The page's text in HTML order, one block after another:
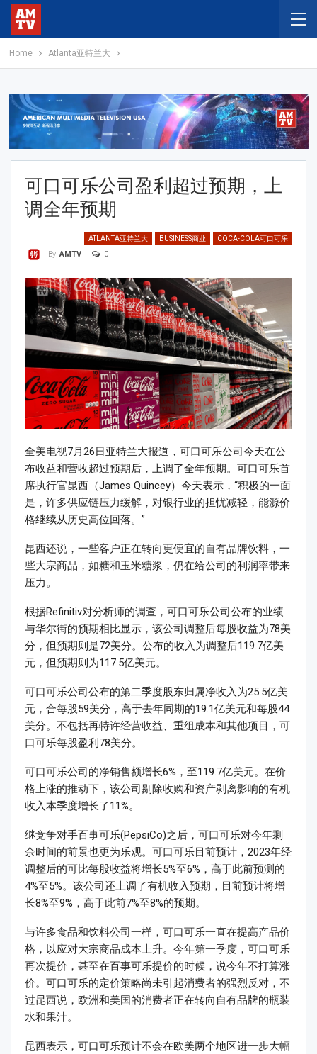
Home Atlanta亚特兰大
可口可乐公司盈利超过预期，上
调全年预期
ATLANTA亚特兰大 BUSINESS商业 COCA-COLA可口可乐
By AMTV 0
全美电视7月26日亚特兰大报道，可口可乐公司今天在公
布收益和营收超过预期后，上调了全年预期。可口可乐首
席执行官昆西（James Quincey）今天表示，“积极的一面
是，许多供应链压力缓解，对银行业的担忧减轻，能源价
格继续从历史高位回落。”
昆西还说，一些客户正在转向更便宜的自有品牌饮料，一
些大宗商品，如糖和玉米糖浆，仍在给公司的利润率带来
压力。
根据Refinitiv对分析师的调查，可口可乐公司公布的业绩
与华尔街的预期相比显示，该公司调整后每股收益为78美
分，但预期则是72美分。公布的收入为调整后119.7亿美
元，但预期则为117.5亿美元。
可口可乐公司公布的第二季度股东归属净收入为25.5亿美
元，合每股59美分，高于去年同期的19.1亿美元和每股44
美分。不包括再特许经营收益、重组成本和其他项目，可
口可乐每股盈利78美分。
可口可乐公司的净销售额增长6%，至119.7亿美元。在价
格上涨的推动下，该公司剔除收购和资产剥离影响的有机
收入本季度增长了11%。
继竞争对手百事可乐(PepsiCo)之后，可口可乐对今年剩
余时间的前景也更为乐观。可口可乐目前预计，2023年经
调整后的可比每股收益将增长5%至6%，高于此前预测的
4%至5%。该公司还上调了有机收入预期，目前预计将增
长8%至9%，高于此前7%至8%的预期。
与许多食品和饮料公司一样，可口可乐一直在提高产品价
格，以应对大宗商品成本上升。今年第一季度，可口可乐
再次提价，甚至在百事可乐提价的时候，说今年不打算涨
价。可口可乐的定价策略尚未引起消费者的强烈反对，不
过昆西说，欧洲和美国的消费者正在转向自有品牌的瓶装
水和果汁。
昆西表示，可口可乐预计不会在欧美两个地区进一步大幅